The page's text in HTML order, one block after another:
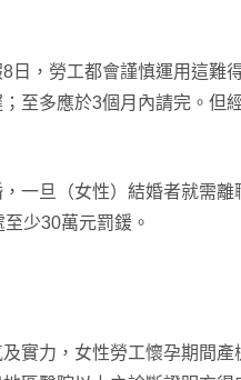
日，勞工都會謹慎運用這難
至多應於3個月內請完。但
一旦（女性）結婚者就需離
少30萬元罰鍰。
實力，女性勞工懷孕期間產